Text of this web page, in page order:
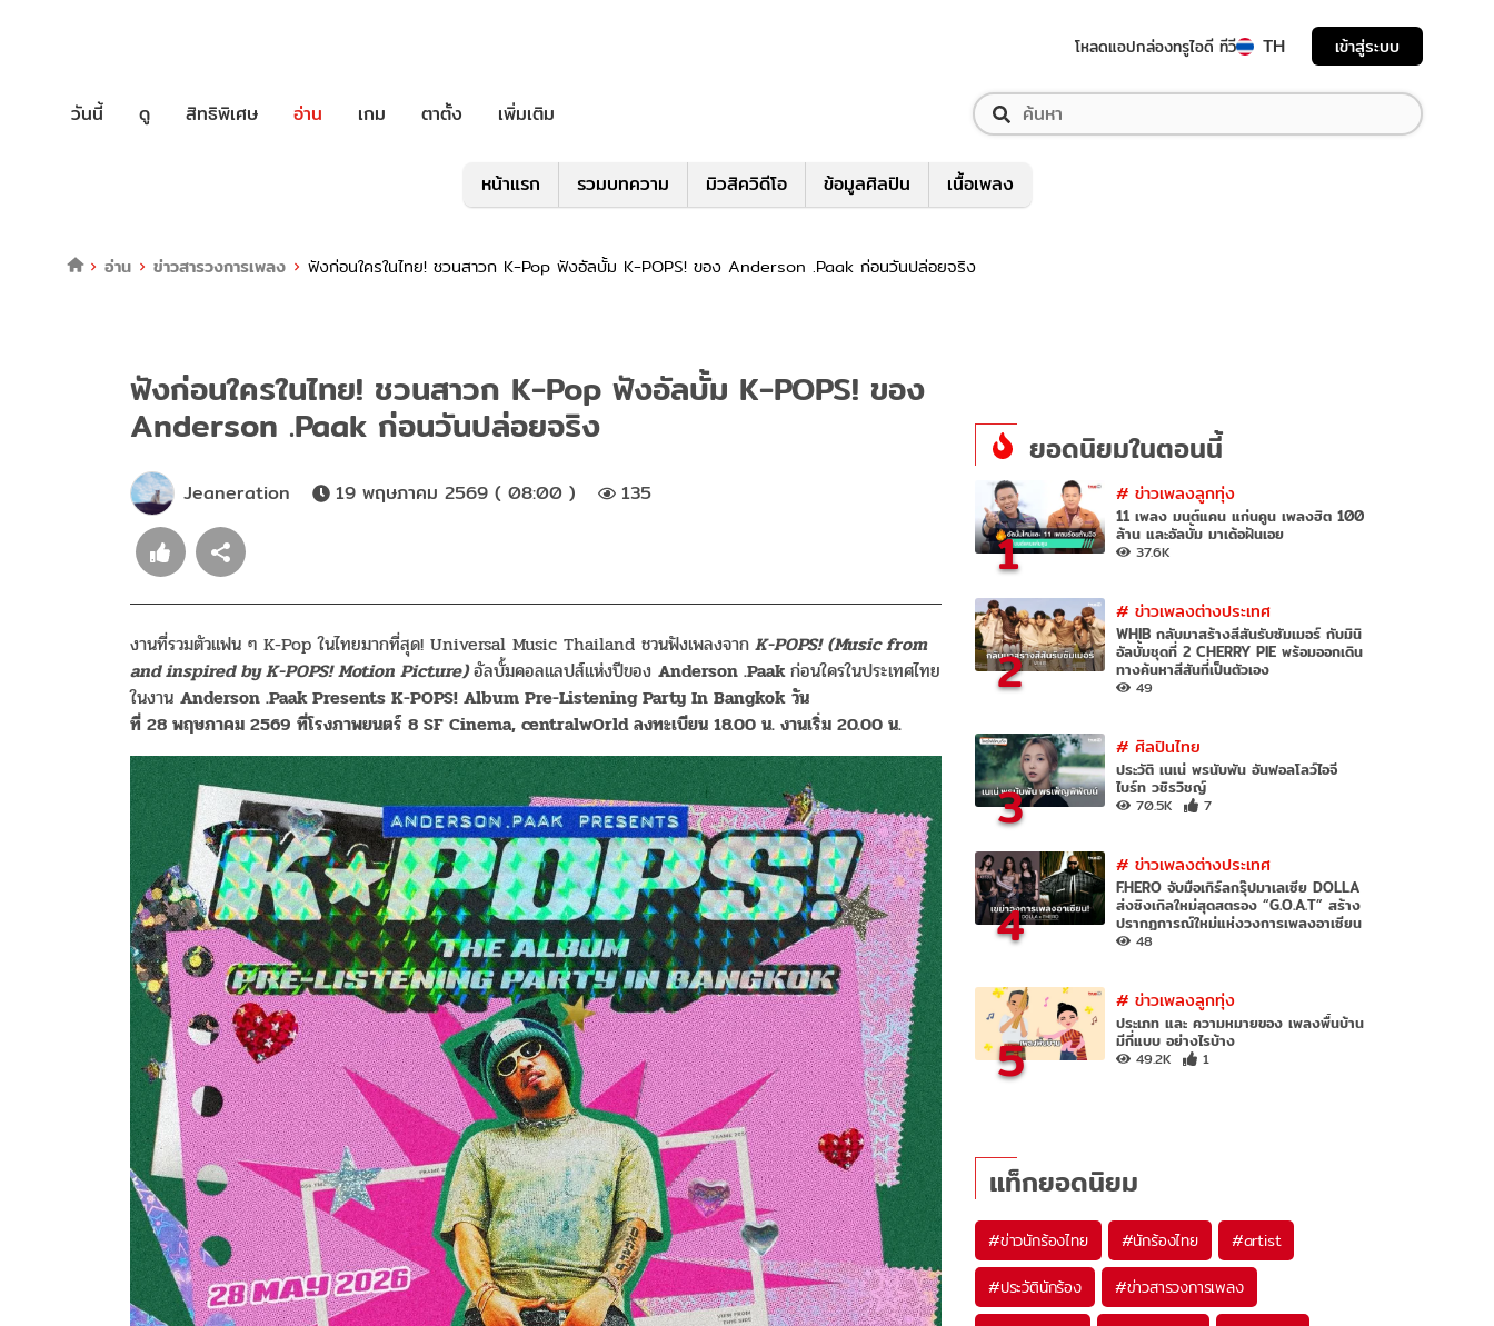
โหลดแอปกล่องทรูไอดี ทีวี TH เข้าสู่ระบบ
วันนี้ ดู สิทธิพิเศษ อ่าน เกม ตาตั้ง เพิ่มเติม
หน้าแรก รวมบทความ มิวสิควิดีโอ ข้อมูลศิลปิน เนื้อเพลง
อ่าน ข่าวสารวงการเพลง ฟังก่อนใครในไทย! ชวนสาวก K-Pop ฟังอัลบั้ม K-POPS! ของ Anderson .Paak ก่อนวันปล่อยจริง
ฟังก่อนใครในไทย! ชวนสาวก K-Pop ฟังอัลบั้ม K-POPS! ของ
Anderson .Paak ก่อนวันปล่อยจริง
Jeaneration 19 พฤษภาคม 2569 ( 08:00 ) 135
งานที่รวมตัวแฟน ๆ K-Pop ในไทยมากที่สุด! Universal Music Thailand ชวนฟังเพลงจาก K-POPS! (Music from
and inspired by K-POPS! Motion Picture)อัลบั้มคอลแลปส์แห่งปีของ Anderson .Paakก่อนใครในประเทศไทย
ในงาน Anderson .Paak Presents K-POPS! Album Pre-Listening Party In Bangkok วัน
ที่ 28 พฤษภาคม 2569 ที่โรงภาพยนตร์ 8 SF Cinema, centralwOrldลงทะเบียน 18.00 น. งานเริ่ม 20.00 น.
ยอดนิยมในตอนนี้
1
# ข่าวเพลงลูกทุ่ง
11 เพลง มนต์แคน แก่นคูน เพลงฮิต 100
ล้าน และอัลบั้ม มาเด้อฝันเอย
37.6K
2
# ข่าวเพลงต่างประเทศ
WHIB กลับมาสร้างสีสันรับซัมเมอร์ กับมินิ
อัลบั้มชุดที่ 2 CHERRY PIE พร้อมออกเดิน
ทางค้นหาสีสันที่เป็นตัวเอง
49
3
# ศิลปินไทย
ประวัติ เนเน่ พรนับพัน อันฟอลโลว์ไอจี
ไบร์ท วชิรวิชญ์
70.5K 7
4
# ข่าวเพลงต่างประเทศ
F.HERO จับมือเกิร์ลกรุ๊ปมาเลเซีย DOLLA
ส่งซิงเกิลใหม่สุดสตรอง “G.O.A.T” สร้าง
ปรากฏการณ์ใหม่แห่งวงการเพลงอาเซียน
48
5
# ข่าวเพลงลูกทุ่ง
ประเภท และ ความหมายของ เพลงพื้นบ้าน
มีกี่แบบ อย่างไรบ้าง
49.2K 1
แท็กยอดนิยม
#ข่าวนักร้องไทย #นักร้องไทย #artist
#ประวัตินักร้อง #ข่าวสารวงการเพลง